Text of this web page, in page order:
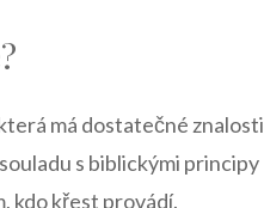
má dostatečné znalosti
s biblickými principy
kdo křest provádí.